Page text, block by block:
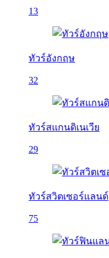
13
ทัวร์อังกฤษ
32
ทัวร์สแกนดิเนเวีย
29
ทัวร์สวิตเซอร์แลนด์
75